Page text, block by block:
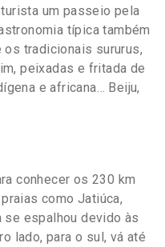
um passeio pela
típica também
tradicionais sururus,
peixadas e fritada de
e africana… Beiju,
conhecer os 230 km
como Jatiúca,
se espalhou devido às
lado, para o sul, vá até